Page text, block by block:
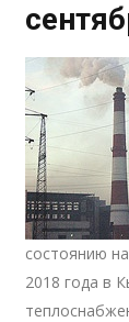
состоянию
2018 года в